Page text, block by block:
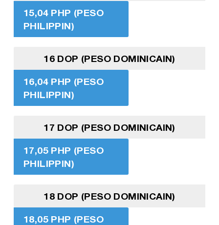
15,04 PHP (PESO
PHILIPPIN)
16 DOP (PESO DOMINICAIN)
16,04 PHP (PESO
PHILIPPIN)
17 DOP (PESO DOMINICAIN)
17,05 PHP (PESO
PHILIPPIN)
18 DOP (PESO DOMINICAIN)
18,05 PHP (PESO